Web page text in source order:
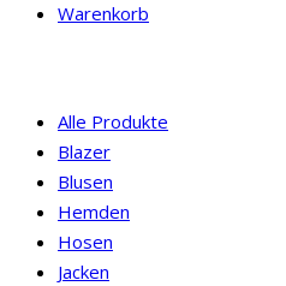
Warenkorb
Alle Produkte
Blazer
Blusen
Hemden
Hosen
Jacken